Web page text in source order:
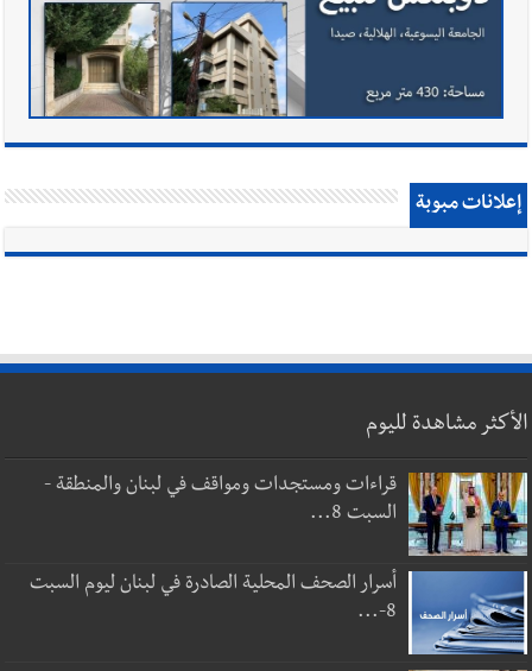
إعلانات مبوبة
الأكثر مشاهدة لليوم
قراءات ومستجدات ومواقف في لبنان والمنطقة -
السبت 8...
أسرار الصحف المحلية الصادرة في لبنان ليوم السبت
8-...